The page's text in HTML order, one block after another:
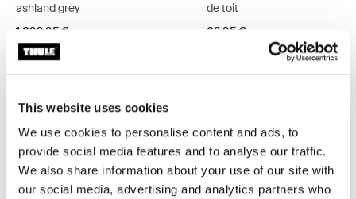
This website uses cookies
We use cookies to personalise content and ads, to
provide social media features and to analyse our traffic.
We also share information about your use of our site with
our social media, advertising and analytics partners who
ashland grey
1 899,95 €
de toit
69,95 €
Explorer les offres groupées